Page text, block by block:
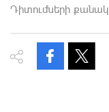
Դիտումների քանակ